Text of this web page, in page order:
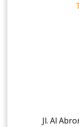
Jl. Al